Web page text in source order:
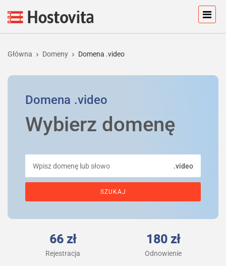
Główna Domeny Domena .video
Domena .video
Wybierz domenę
.video
66 zł
Rejestracja
180 zł
Odnowienie